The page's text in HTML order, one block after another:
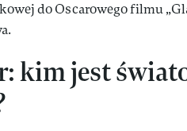
do Oscarowego filmu
kim jest